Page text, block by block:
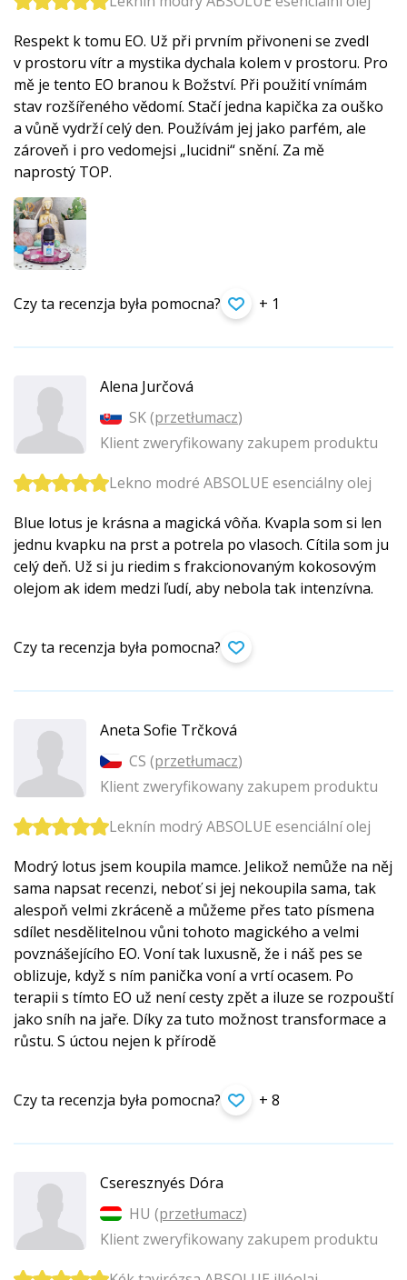
Respekt k tomu EO. Už při prvním přivoneni se zvedl
v prostoru vítr a mystika dychala kolem v prostoru. Pro
mě je tento EO branou k Božství. Při použití vnímám
stav rozšířeného vědomí. Stačí jedna kapička za ouško
a vůně vydrží celý den. Používám jej jako parfém, ale
zároveň i pro vedomejsi „lucidni“ snění. Za mě
naprostý TOP.
Czy ta recenzja była pomocna? + 1
Alena Jurčová
SK (przetłumacz)
Klient zweryfikowany zakupem produktu
Lekno modré ABSOLUE esenciálny olej
Blue lotus je krásna a magická vôňa. Kvapla som si len
jednu kvapku na prst a potrela po vlasoch. Cítila som ju
celý deň. Už si ju riedim s frakcionovaným kokosovým
olejom ak idem medzi ľudí, aby nebola tak intenzívna.
Czy ta recenzja była pomocna?
Aneta Sofie Trčková
CS (przetłumacz)
Klient zweryfikowany zakupem produktu
Leknín modrý ABSOLUE esenciální olej
Modrý lotus jsem koupila mamce. Jelikož nemůže na něj
sama napsat recenzi, neboť si jej nekoupila sama, tak
alespoň velmi zkráceně a můžeme přes tato písmena
sdílet nesdělitelnou vůni tohoto magického a velmi
povznášejícího EO. Voní tak luxusně, že i náš pes se
oblizuje, když s ním panička voní a vrtí ocasem. Po
terapii s tímto EO už není cesty zpět a iluze se rozpouští
jako sníh na jaře. Díky za tuto možnost transformace a
růstu. S úctou nejen k přírodě
Czy ta recenzja była pomocna? + 8
Cseresznyés Dóra
HU (przetłumacz)
Klient zweryfikowany zakupem produktu